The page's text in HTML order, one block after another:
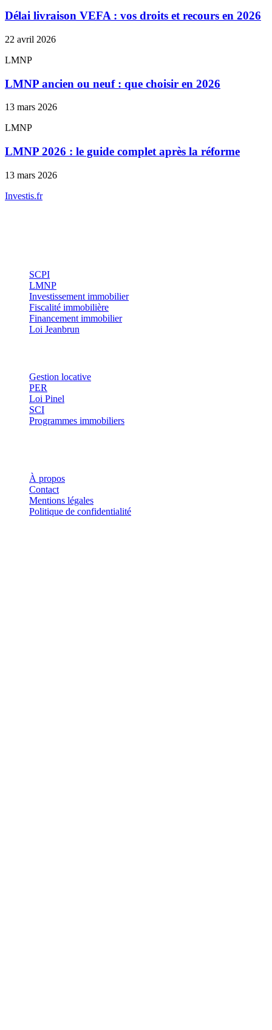
Délai livraison VEFA : vos droits et recours en 2026
22 avril 2026
LMNP
LMNP ancien ou neuf : que choisir en 2026
13 mars 2026
LMNP
LMNP 2026 : le guide complet après la réforme
13 mars 2026
Investis.fr
SCPI
LMNP
Investissement immobilier
Fiscalité immobilière
Financement immobilier
Loi Jeanbrun
Gestion locative
PER
Loi Pinel
SCI
Programmes immobiliers
À propos
Contact
Mentions légales
Politique de confidentialité